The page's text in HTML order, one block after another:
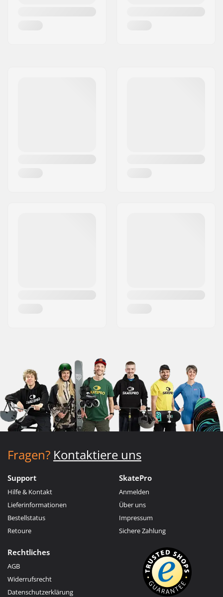
Fragen? Kontaktiere uns
Support
Hilfe & Kontakt
Lieferinformationen
Bestellstatus
Retoure
SkatePro
Anmelden
Über uns
Impressum
Sichere Zahlung
Rechtliches
AGB
Widerrufsrecht
Datenschutzerklärung